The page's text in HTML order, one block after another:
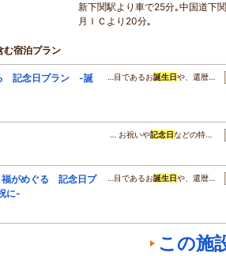
新下関駅より車で25分｡中国道下
月ＩＣより20分｡
む宿泊プラン
る 記念日プラン -誕
…目であるお誕生日や、還暦…
… お祝いや記念日などの特…
福がめぐる 記念日プ
に-
…目であるお誕生日や、還暦…
この施